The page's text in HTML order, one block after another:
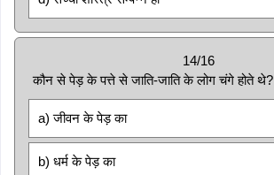
14/16
कौन से पेड़ के पत्ते से जाति-जाति के लोग चंगे होते थे?
a) जीवन के पेड़ का
b) धर्म के पेड़ का